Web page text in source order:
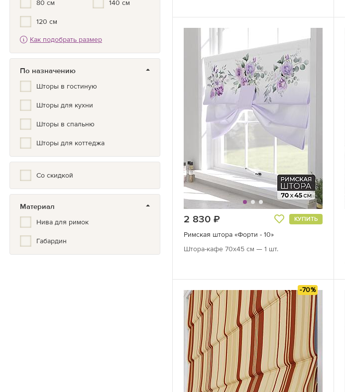
Золотой
80 см
120 см
140 см
Как подобрать размер
По назначению
Шторы в гостиную
Шторы для кухни
Шторы в спальню
Шторы для коттеджа
Со скидкой
Материал
Нива для римок
Габардин
2 830 КУПИТЬ
Римская штора «Форти - 10»
Штора-кафе 70х45 см — 1 шт.
-70%